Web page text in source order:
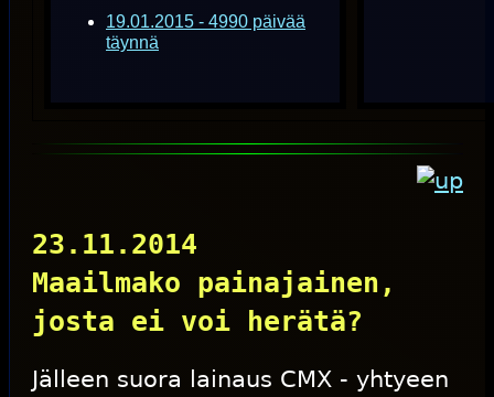
19.01.2015 - 4990 päivää
täynnä
23.11.2014
Maailmako painajainen,
josta ei voi herätä?
Jälleen suora lainaus CMX - yhtyeen